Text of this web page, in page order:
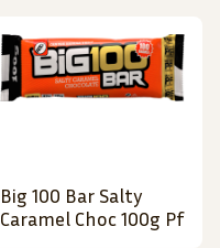
Big 100 Bar Salty
Caramel Choc 100g Pf